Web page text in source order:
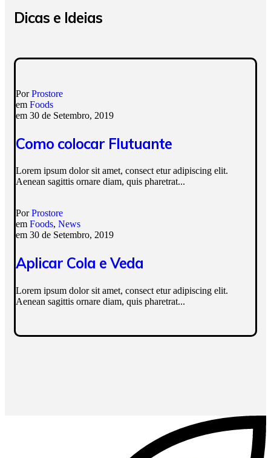
Dicas e Ideias
PorProstore
em Foods
em 30 de Setembro, 2019
Como colocar Flutuante
Lorem ipsum dolor sit amet, consect etur adipiscing elit.
Aenean sagittis ornare diam, quis pharetrat...
PorProstore
em Foods, News
em 30 de Setembro, 2019
Aplicar Cola e Veda
Lorem ipsum dolor sit amet, consect etur adipiscing elit.
Aenean sagittis ornare diam, quis pharetrat...